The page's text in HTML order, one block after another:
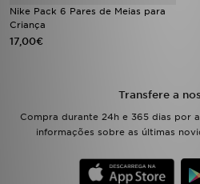
Nike Pack 6 Pares de Meias para
Criança
17,00€
Transfere a
Compra durante 24h e 365 dias por
informações sobre as últimas